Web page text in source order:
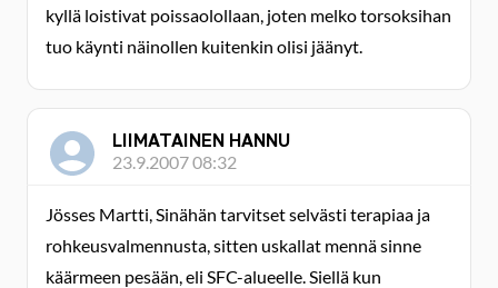
kyllä loistivat poissaolollaan, joten melko torsoksihan
tuo käynti näinollen kuitenkin olisi jäänyt.
LIIMATAINEN HANNU
23.9.2007 08:32
Jösses Martti, Sinähän tarvitset selvästi terapiaa ja
rohkeusvalmennusta, sitten uskallat mennä sinne
käärmeen pesään, eli SFC-alueelle. Siellä kun